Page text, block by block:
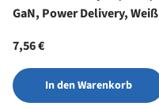
GaN, Power Delivery, Weiß
Normaler Preis
7,56 €
In den Warenkorb